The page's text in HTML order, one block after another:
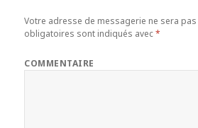
Votre adresse de messagerie ne sera
obligatoires sont indiqués avec*
COMMENTAIRE